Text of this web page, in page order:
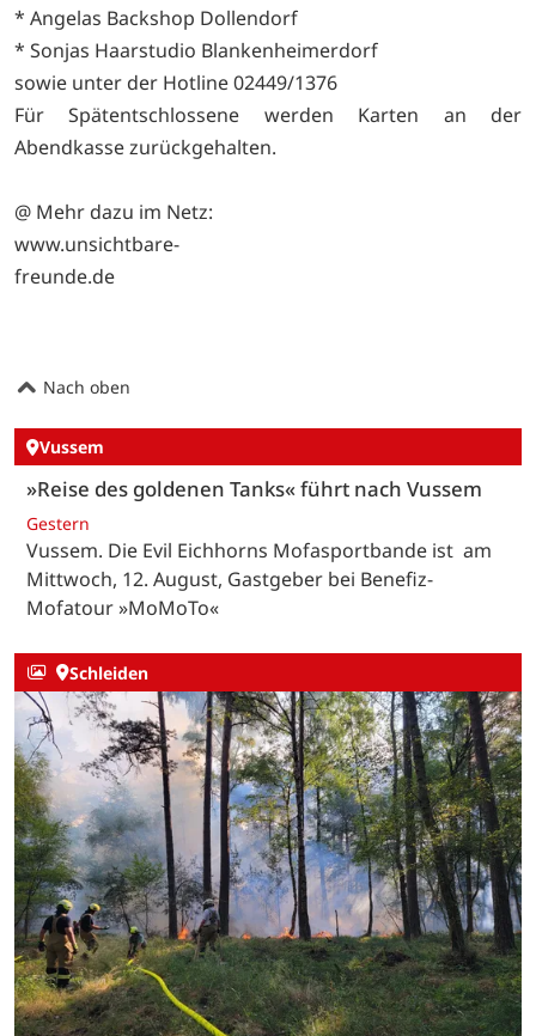
* Angelas Backshop Dollendorf
* Sonjas Haarstudio Blankenheimerdorf
sowie unter der Hotline 02449/1376
Für Spätentschlossene werden Karten an der
Abendkasse zurückgehalten.
@ Mehr dazu im Netz:
www.unsichtbare-
freunde.de
Nach oben
Vussem
»Reise des goldenen Tanks« führt nach Vussem
Gestern
Vussem. Die Evil Eichhorns Mofasportbande ist am
Mittwoch, 12. August, Gastgeber bei Benefiz-
Mofatour »MoMoTo«
Schleiden